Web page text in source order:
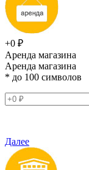
+0 ₽
Аренда магазина
Аренда магазина
* до 100 символов
Далее